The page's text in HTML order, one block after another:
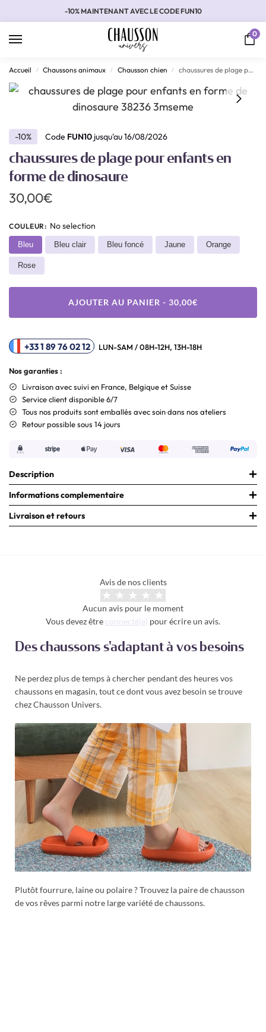
-10% MAINTENANT AVEC LE CODE FUN10
0
Accueil / Chaussons animaux / Chausson chien / chaussures de plage pour enfants en forme de dinosaure
-10% Code FUN10 jusqu'au 16/08/2026
chaussures de plage pour enfants en
forme de dinosaure
30,00€
COULEUR: No selection
Bleu Bleu clair Bleu foncé Jaune Orange
Rose
AJOUTER AU PANIER - 30,00€
+33 1 89 76 02 12 LUN-SAM / 08H-12H, 13H-18H
Nos garanties :
Livraisonavec suivi en France, Belgique et Suisse
Service client disponible 6/7
Tous nos produits sont emballés avec soin dans nos ateliers
Retour possible sous 14 jours
Description
Informations complementaire
Livraison et retours
Avis de nos clients
Aucun avis pour le moment
Vous devez être connecté(e) pour écrire un avis.
Des chaussons s'adaptant à vos besoins
Ne perdez plus de temps à chercher pendant des heures vos
chaussons en magasin, tout ce dont vous avez besoin se trouve
chez Chausson Univers.
Plutôt fourrure, laine ou polaire ? Trouvez la paire de chausson
de vos rêves parmi notre large variété de chaussons.